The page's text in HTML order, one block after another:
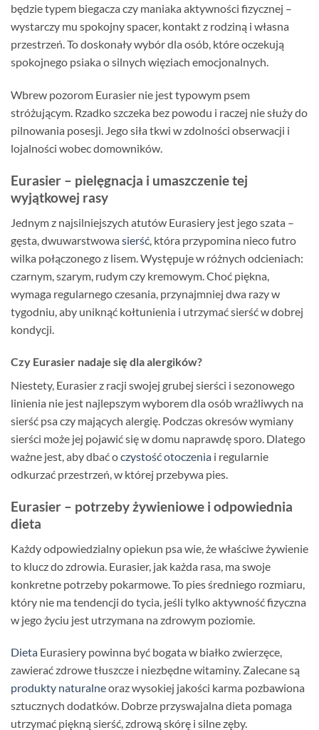
będzie typem biegacza czy maniaka aktywności fizycznej –
wystarczy mu spokojny spacer, kontakt z rodziną i własna
przestrzeń. To doskonały wybór dla osób, które oczekują
spokojnego psiaka o silnych więziach emocjonalnych.
Wbrew pozorom Eurasier nie jest typowym psem
stróżującym. Rzadko szczeka bez powodu i raczej nie służy do
pilnowania posesji. Jego siła tkwi w zdolności obserwacji i
lojalności wobec domowników.
Eurasier – pielęgnacja i umaszczenie tej
wyjątkowej rasy
Jednym z najsilniejszych atutów Eurasiery jest jego szata –
gęsta, dwuwarstwowa sierść , która przypomina nieco futro
wilka połączonego z lisem. Występuje w różnych odcieniach:
czarnym, szarym, rudym czy kremowym. Choć piękna,
wymaga regularnego czesania, przynajmniej dwa razy w
tygodniu, aby uniknąć kołtunienia i utrzymać sierść w dobrej
kondycji.
Czy Eurasier nadaje się dla alergików?
Niestety, Eurasier z racji swojej grubej sierści i sezonowego
linienia nie jest najlepszym wyborem dla osób wrażliwych na
sierść psa czy mających alergię. Podczas okresów wymiany
sierści może jej pojawić się w domu naprawdę sporo. Dlatego
ważne jest, aby dbać oczystość otoczenia i regularnie
odkurzać przestrzeń, w której przebywa pies.
Eurasier – potrzeby żywieniowe i odpowiednia
dieta
Każdy odpowiedzialny opiekun psa wie, że właściwe żywienie
to klucz do zdrowia. Eurasier, jak każda rasa, ma swoje
konkretne potrzeby pokarmowe. To pies średniego rozmiaru,
który nie ma tendencji do tycia, jeśli tylko aktywność fizyczna
w jego życiu jest utrzymana na zdrowym poziomie.
Dieta Eurasiery powinna być bogata w białko zwierzęce,
zawierać zdrowe tłuszcze i niezbędne witaminy. Zalecane są
produkty naturalneoraz wysokiej jakości karma pozbawiona
sztucznych dodatków. Dobrze przyswajalna dieta pomaga
utrzymać piękną sierść, zdrową skórę i silne zęby.